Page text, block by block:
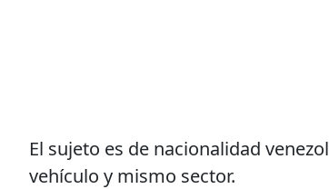
El sujeto es de nacionalidad
vehículo y mismo sector.